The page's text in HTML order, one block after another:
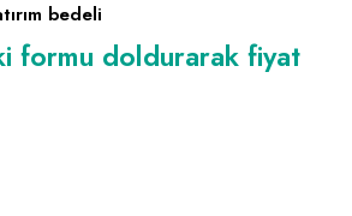
Tesisat
bedeli
formu doldurarak fiyat